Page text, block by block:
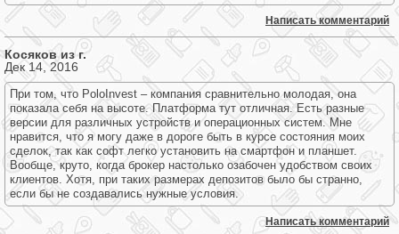
Написать комментарий
Косяков из г.
Дек 14, 2016
При том, что PoloInvest – компания сравнительно молодая, она
показала себя на высоте. Платформа тут отличная. Есть разные
версии для различных устройств и операционных систем. Мне
нравится, что я могу даже в дороге быть в курсе состояния моих
сделок, так как софт легко установить на смартфон и планшет.
Вообще, круто, когда брокер настолько озабочен удобством своих
клиентов. Хотя, при таких размерах депозитов было бы странно,
если бы не создавались нужные условия.
Написать комментарий